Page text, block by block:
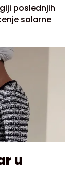
poslednjih
solarne
u